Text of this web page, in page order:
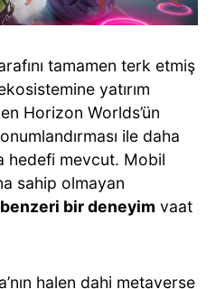
tamamen terk etmiş
yatırım
Horizon Worlds’ün
ile daha
hedefi mevcut. Mobil
sahip olmayan
bir deneyim vaat
halen dahi metaverse